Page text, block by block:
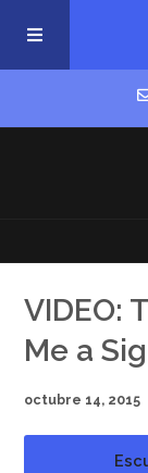
Música nueva
VIDEO:
Me a
octubre 14, 2015